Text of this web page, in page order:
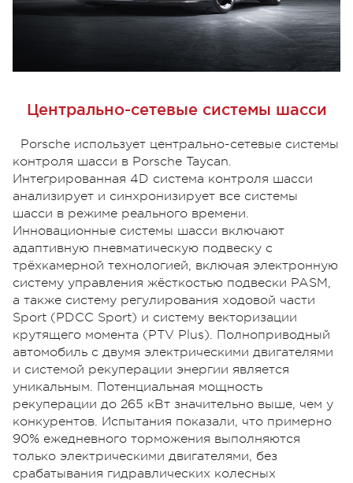
Центрально-сетевые системы шасси
Porsche использует центрально-сетевые системы
контроля шасси в Porsche Taycan.
Интегрированная 4D система контроля шасси
анализирует и синхронизирует все системы
шасси в режиме реального времени.
Инновационные системы шасси включают
адаптивную пневматическую подвеску с
трёхкамерной технологией, включая электронную
систему управления жёсткостью подвески PASM,
а также систему регулирования ходовой части
Sport (PDCC Sport) и систему векторизации
крутящего момента (PTV Plus). Полноприводный
автомобиль с двумя электрическими двигателями
и системой рекуперации энергии является
уникальным. Потенциальная мощность
рекуперации до 265 кВт значительно выше, чем у
конкурентов. Испытания показали, что примерно
90% ежедневного торможения выполняются
только электрическими двигателями, без
срабатывания гидравлических колесных